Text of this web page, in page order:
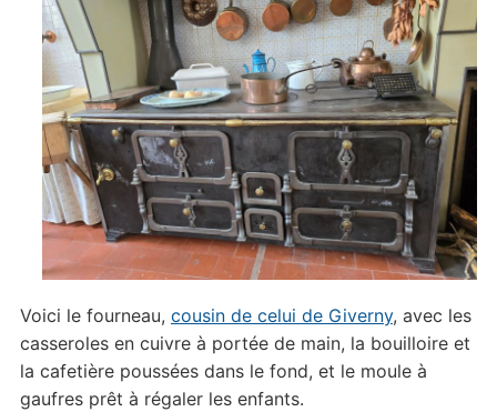
Voici le fourneau, cousin de celui de Giverny, avec les
casseroles en cuivre à portée de main, la bouilloire et
la cafetière poussées dans le fond, et le moule à
gaufres prêt à régaler les enfants.